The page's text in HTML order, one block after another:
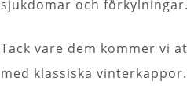
sjukdomar och
Tack vare dem kommer vi
med klassiska vinterkappor.